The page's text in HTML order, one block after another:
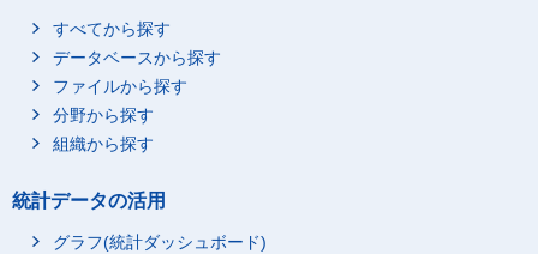
すべてから探す
データベースから探す
ファイルから探す
分野から探す
組織から探す
統計データの活用
グラフ(統計ダッシュボード)